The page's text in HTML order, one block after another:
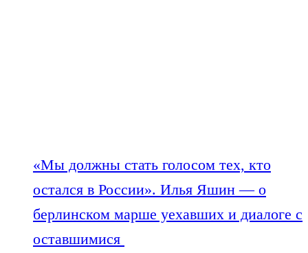
«Мы должны стать голосом тех, кто
остался в России». Илья Яшин — о
берлинском марше уехавших и диалоге с
оставшимися